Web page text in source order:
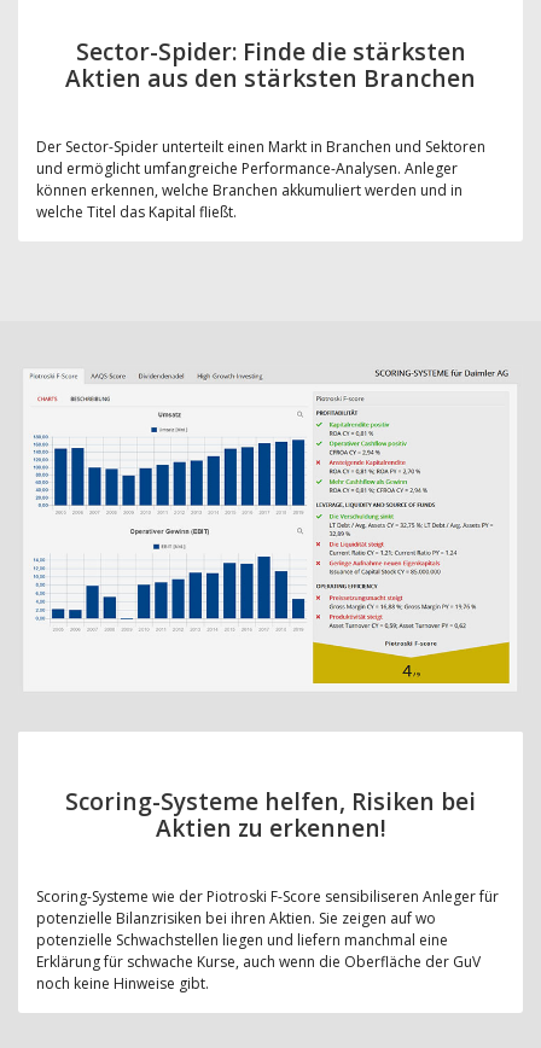
Sector-Spider: Finde die stärksten
Aktien aus den stärksten Branchen
Der Sector-Spider unterteilt einen Markt in Branchen und Sektoren
und ermöglicht umfangreiche Performance-Analysen. Anleger
können erkennen, welche Branchen akkumuliert werden und in
welche Titel das Kapital fließt.
Scoring-Systeme helfen, Risiken bei
Aktien zu erkennen!
Scoring-Systeme wie der Piotroski F-Score sensibiliseren Anleger für
potenzielle Bilanzrisiken bei ihren Aktien. Sie zeigen auf wo
potenzielle Schwachstellen liegen und liefern manchmal eine
Erklärung für schwache Kurse, auch wenn die Oberfläche der GuV
noch keine Hinweise gibt.